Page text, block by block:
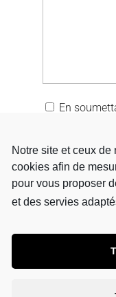
En
me
Notre site et ceux
cookies afin de
pour vous proposer
et des servies